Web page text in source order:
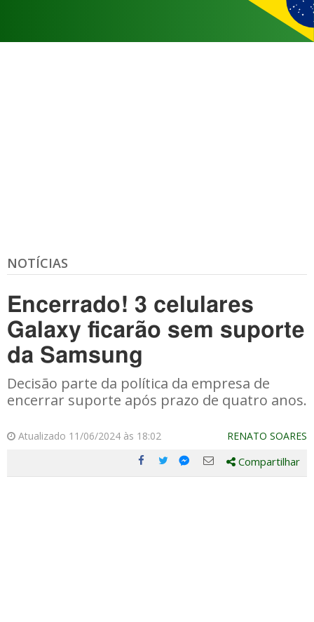
NOTÍCIAS
Encerrado! 3 celulares
Galaxy ficarão sem suporte
da Samsung
Decisão parte da política da empresa de
encerrar suporte após prazo de quatro anos.
Atualizado 11/06/2024 às 18:02 RENATO SOARES
Compartilhe
Compartilhe
Compartilhe
Compartilhe
Compartilhar